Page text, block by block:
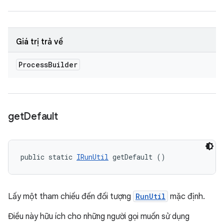
Giá trị trả về
ProcessBuilder
getDefault
public static IRunUtil getDefault ()
Lấy một tham chiếu đến đối tượng RunUtil mặc định.
Điều này hữu ích cho những người gọi muốn sử dụng